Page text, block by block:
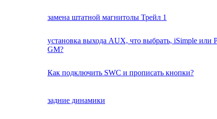
замена штатной магнитолы Трейл 1
установка выхода AUX, что выбрать, iSimple или
GM?
Как подключить SWC и прописать кнопки?
задние динамики